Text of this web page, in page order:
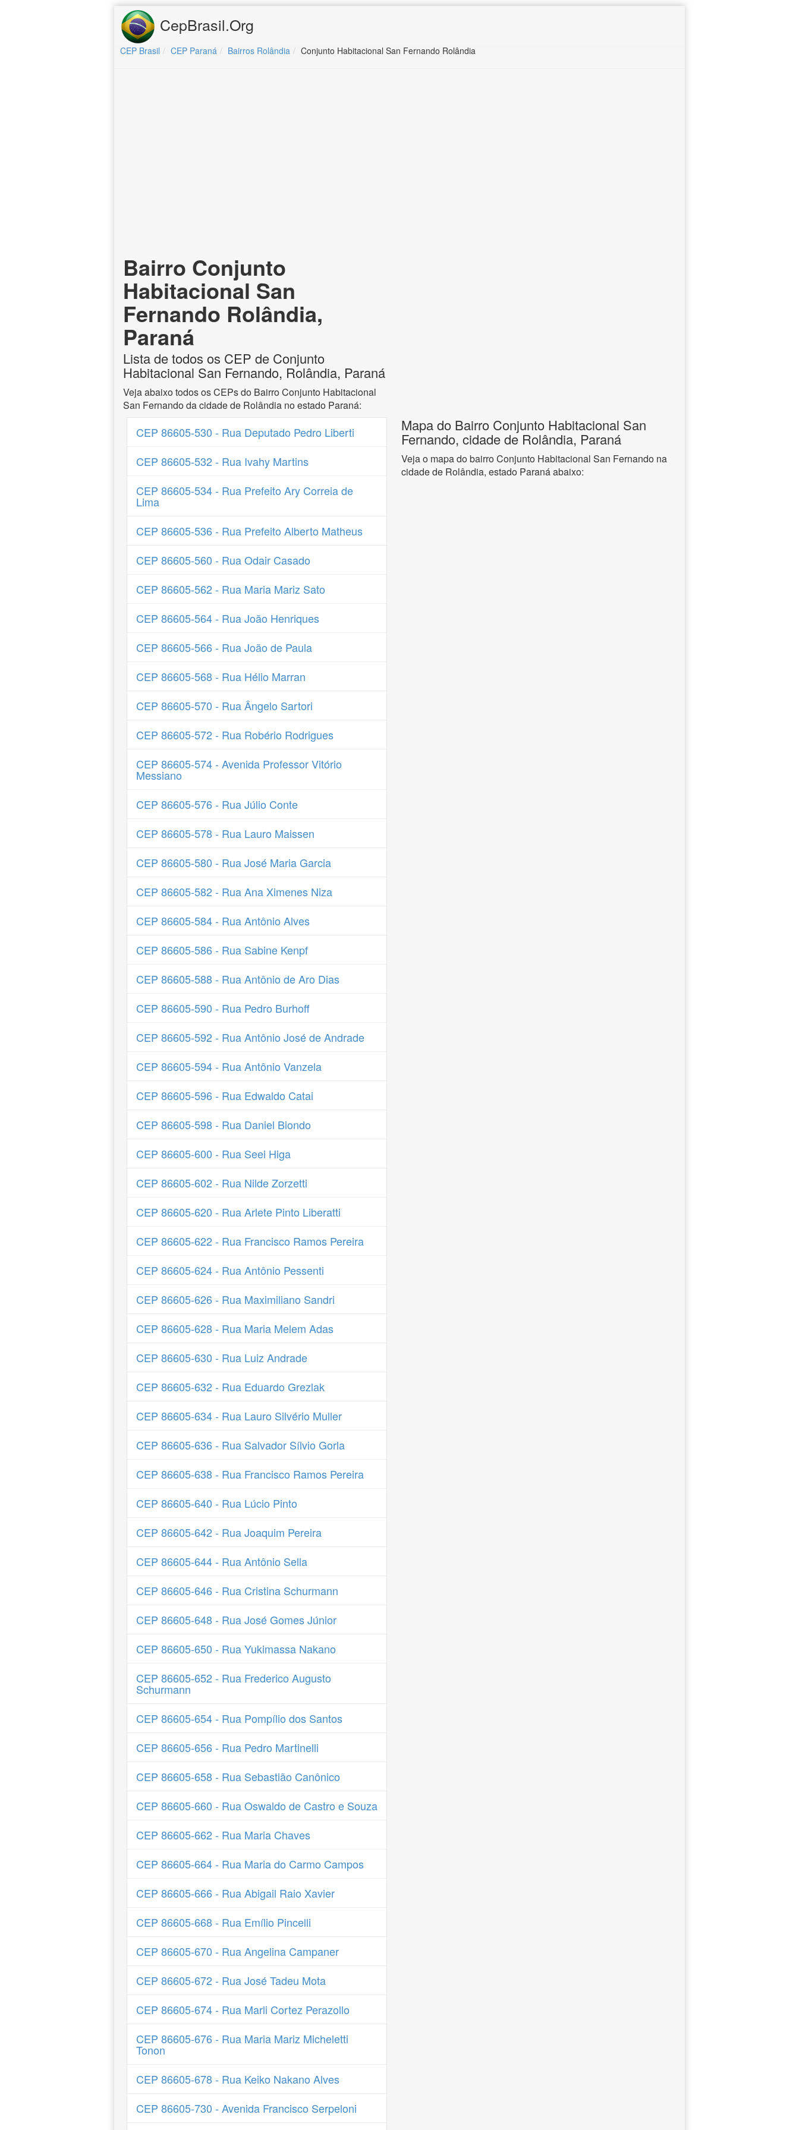
CepBrasil.Org
CEP Brasil CEP Paraná Bairros Rolândia Conjunto Habitacional San Fernando Rolândia
Bairro Conjunto
Habitacional San
Fernando Rolândia,
Paraná
Lista de todos os CEP de Conjunto
Habitacional San Fernando, Rolândia, Paraná
Veja abaixo todos os CEPs do Bairro Conjunto Habitacional
San Fernando da cidade de Rolândia no estado Paraná:
CEP 86605-530 - Rua Deputado Pedro Liberti
CEP 86605-532 - Rua Ivahy Martins
CEP 86605-534 - Rua Prefeito Ary Correia de
Lima
CEP 86605-536 - Rua Prefeito Alberto Matheus
CEP 86605-560 - Rua Odair Casado
CEP 86605-562 - Rua Maria Mariz Sato
CEP 86605-564 - Rua João Henriques
CEP 86605-566 - Rua João de Paula
CEP 86605-568 - Rua Hélio Marran
CEP 86605-570 - Rua Ângelo Sartori
CEP 86605-572 - Rua Robério Rodrigues
CEP 86605-574 - Avenida Professor Vitório
Messiano
CEP 86605-576 - Rua Júlio Conte
CEP 86605-578 - Rua Lauro Maissen
CEP 86605-580 - Rua José Maria Garcia
CEP 86605-582 - Rua Ana Ximenes Niza
CEP 86605-584 - Rua Antônio Alves
CEP 86605-586 - Rua Sabine Kenpf
CEP 86605-588 - Rua Antônio de Aro Dias
CEP 86605-590 - Rua Pedro Burhoff
CEP 86605-592 - Rua Antônio José de Andrade
CEP 86605-594 - Rua Antônio Vanzela
CEP 86605-596 - Rua Edwaldo Catai
CEP 86605-598 - Rua Daniel Biondo
CEP 86605-600 - Rua Seei Higa
CEP 86605-602 - Rua Nilde Zorzetti
CEP 86605-620 - Rua Arlete Pinto Liberatti
CEP 86605-622 - Rua Francisco Ramos Pereira
CEP 86605-624 - Rua Antônio Pessenti
CEP 86605-626 - Rua Maximiliano Sandri
CEP 86605-628 - Rua Maria Melem Adas
CEP 86605-630 - Rua Luiz Andrade
CEP 86605-632 - Rua Eduardo Grezlak
CEP 86605-634 - Rua Lauro Silvério Muller
CEP 86605-636 - Rua Salvador Sílvio Gorla
CEP 86605-638 - Rua Francisco Ramos Pereira
CEP 86605-640 - Rua Lúcio Pinto
CEP 86605-642 - Rua Joaquim Pereira
CEP 86605-644 - Rua Antônio Sella
CEP 86605-646 - Rua Cristina Schurmann
CEP 86605-648 - Rua José Gomes Júnior
CEP 86605-650 - Rua Yukimassa Nakano
CEP 86605-652 - Rua Frederico Augusto
Schurmann
CEP 86605-654 - Rua Pompílio dos Santos
CEP 86605-656 - Rua Pedro Martinelli
CEP 86605-658 - Rua Sebastião Canônico
CEP 86605-660 - Rua Oswaldo de Castro e Souza
CEP 86605-662 - Rua Maria Chaves
CEP 86605-664 - Rua Maria do Carmo Campos
CEP 86605-666 - Rua Abigail Raio Xavier
CEP 86605-668 - Rua Emílio Pincelli
CEP 86605-670 - Rua Angelina Campaner
CEP 86605-672 - Rua José Tadeu Mota
CEP 86605-674 - Rua Marli Cortez Perazollo
CEP 86605-676 - Rua Maria Mariz Micheletti
Tonon
CEP 86605-678 - Rua Keiko Nakano Alves
CEP 86605-730 - Avenida Francisco Serpeloni
Mapa do Bairro Conjunto Habitacional San
Fernando, cidade de Rolândia, Paraná
Veja o mapa do bairro Conjunto Habitacional San Fernando na
cidade de Rolândia, estado Paraná abaixo: